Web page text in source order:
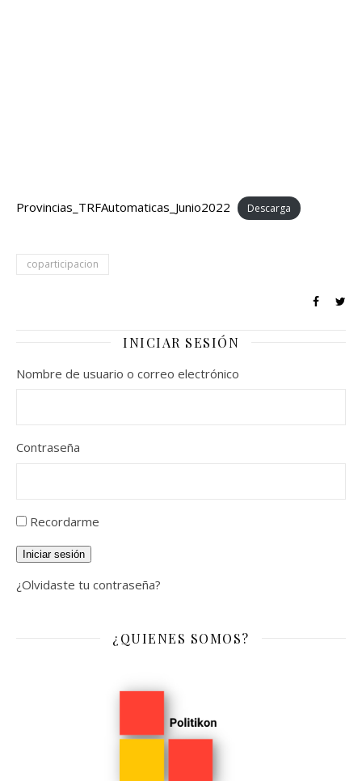
Provincias_TRFAutomaticas_Junio2022 Descarga
coparticipacion
INICIAR SESIÓN
Nombre de usuario o correo electrónico
Contraseña
Recordarme
Iniciar sesión
¿Olvidaste tu contraseña?
¿QUIENES SOMOS?